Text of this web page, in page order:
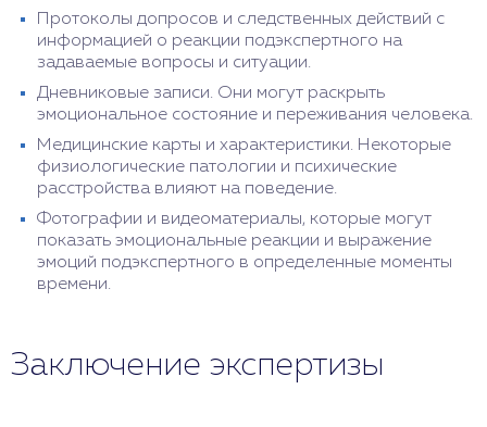
Протоколы допросов и следственных действий с
информацией о реакции подэкспертного на
задаваемые вопросы и ситуации.
Дневниковые записи. Они могут раскрыть
эмоциональное состояние и переживания человека.
Медицинские карты и характеристики. Некоторые
физиологические патологии и психические
расстройства влияют на поведение.
Фотографии и видеоматериалы, которые могут
показать эмоциональные реакции и выражение
эмоций подэкспертного в определенные моменты
времени.
Заключение экспертизы